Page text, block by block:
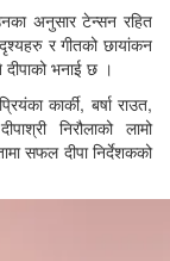
अनुसार टेन्सन रहित
र गीतको छायांकन
भनाई छ ।
कार्की, बर्षा राउत,
निरौलाको लामो
सफल दीपा निर्देशकको